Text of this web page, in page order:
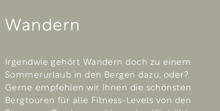
Wandern
Irgendwie gehört Wandern doch zu einem
Sommerurlaub in den Bergen dazu, oder?
Gerne empfehlen wir Ihnen die schönsten
Bergtouren für alle Fitness-Levels von den